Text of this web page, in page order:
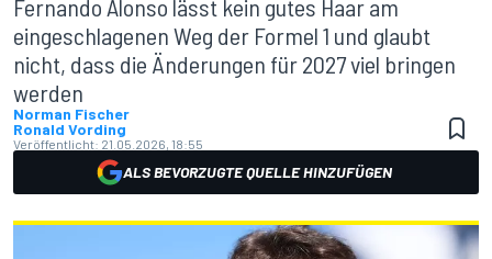
Fernando Alonso lässt kein gutes Haar am
eingeschlagenen Weg der Formel 1 und glaubt
nicht, dass die Änderungen für 2027 viel bringen
werden
Norman Fischer
Ronald Vording
Veröffentlicht: 21.05.2026, 18:55
ALS BEVORZUGTE QUELLE HINZUFÜGEN